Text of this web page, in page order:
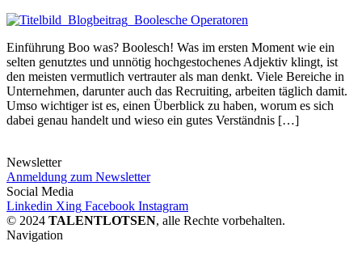
Einführung Boo was? Boolesch! Was im ersten Moment wie ein
selten genutztes und unnötig hochgestochenes Adjektiv klingt, ist
den meisten vermutlich vertrauter als man denkt. Viele Bereiche in
Unternehmen, darunter auch das Recruiting, arbeiten täglich damit.
Umso wichtiger ist es, einen Überblick zu haben, worum es sich
dabei genau handelt und wieso ein gutes Verständnis […]
Newsletter
Anmeldung zum Newsletter
Social Media
Linkedin Xing Facebook Instagram
© 2024 TALENTLOTSEN, alle Rechte vorbehalten.
Navigation